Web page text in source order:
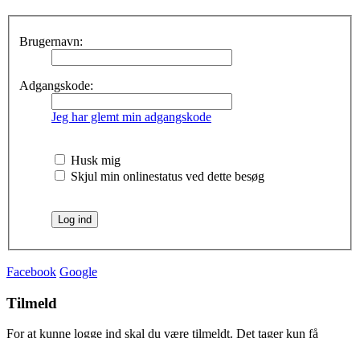
Brugernavn:
Adgangskode:
Jeg har glemt min adgangskode
Husk mig
Skjul min onlinestatus ved dette besøg
Facebook Google
Tilmeld
For at kunne logge ind skal du være tilmeldt. Det tager kun få